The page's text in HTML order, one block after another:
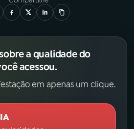
a qualidade do
acessou.
em apenas um clique.